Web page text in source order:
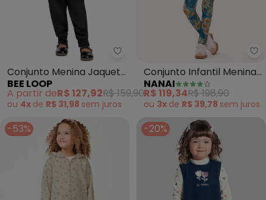
Bee Loop - Conjunto Menina
Conjunto Menina Jaqueta
e Calça Bege
BEE LOOP
A partir deR$ 127,92R$ 159,90
ou 4x de R$ 31,98 sem juros
Conjunto Infantil Menina
Flores (Bege)
NANAI
R$ 119,34R$ 198,90
ou 3x de R$ 39,78 sem juros
-53% -20%